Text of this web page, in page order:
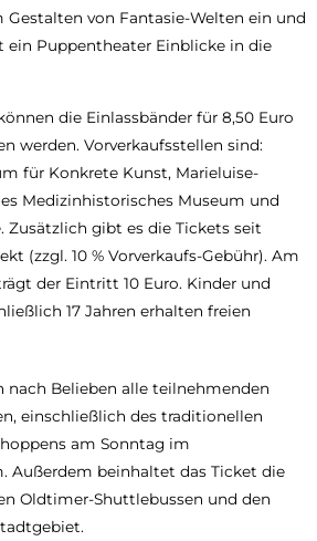
Gestalten von Fantasie-Welten ein und
Puppentheater Einblicke in die
die Einlassbänder für 8,50 Euro
werden. Vorverkaufsstellen sind:
für Konkrete Kunst, Marieluise-
Medizinhistorisches Museum und
gibt es die Tickets seit
(zzgl. 10 % Vorverkaufs-Gebühr). Am
der Eintritt 10 Euro. Kinder und
17 Jahren erhalten freien
nach Belieben alle teilnehmenden
einschließlich des traditionellen
am Sonntag im
Außerdem beinhaltet das Ticket die
Oldtimer-Shuttlebussen und den